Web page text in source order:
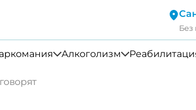
Без
Алкоголизм